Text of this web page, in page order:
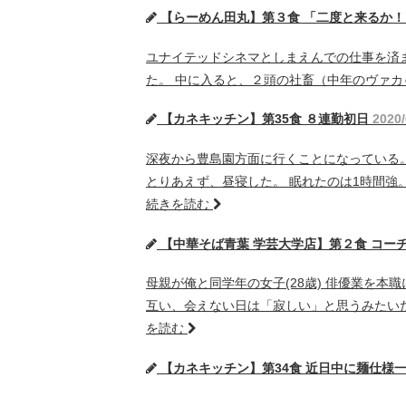
【らーめん田丸】第３食 「二度と来るか
ユナイテッドシネマとしまえんでの仕事を
た。 中に入ると、２頭の社畜（中年のヴ
【カネキッチン】第35食 ８連勤初日
深夜から豊島園方面に行くことになってい
とりあえず、昼寝した。 眠れたのは1時間
続きを読む
【中華そば青葉 学芸大学店】第２食 コー
母親が俺と同学年の女子(28歳) 俳優業を本
互い、会えない日は「寂しい」と思うみた
を読む
【カネキッチン】第34食 近日中に麺仕様